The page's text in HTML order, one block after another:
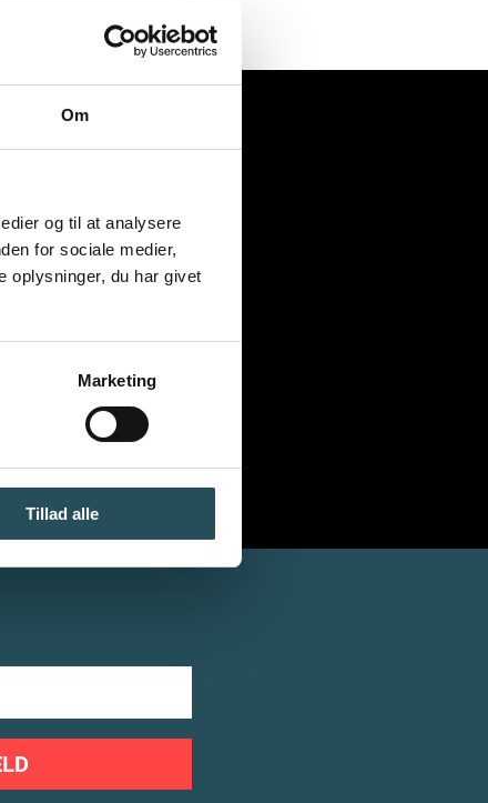
Om
og til at analysere
for sociale medier,
oplysninger, du har givet
Marketing
Tillad alle